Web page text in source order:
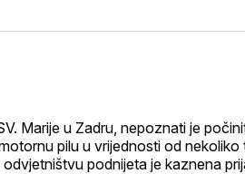
FacebookLinkedIn maila
Marije u Zadru, nepoznati je
pilu u vrijednosti od nekoliko
podnijeta je kaznena